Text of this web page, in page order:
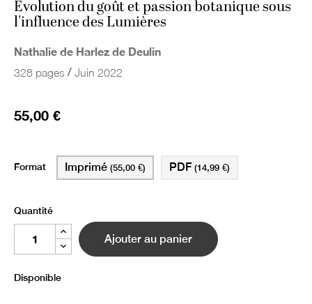
Évolution du goût et passion botanique sous
l'influence des Lumières
Nathalie de Harlez de Deulin
328 pages / Juin 2022
55,00 €
Format Imprimé (55,00 €) PDF (14,99 €)
Quantité
Ajouter au panier
Disponible